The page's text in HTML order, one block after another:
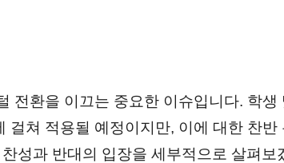
전환을 이끄는 중요한 이슈입니다. 학생
걸쳐 적용될 예정이지만, 이에 대한 찬반
성과 반대의 입장을 세부적으로 살펴보